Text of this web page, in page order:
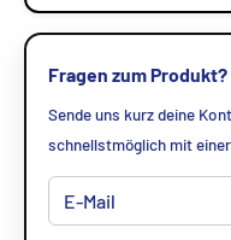
Fragen zum Produkt?
Sende uns kurz deine
schnellstmöglich mit